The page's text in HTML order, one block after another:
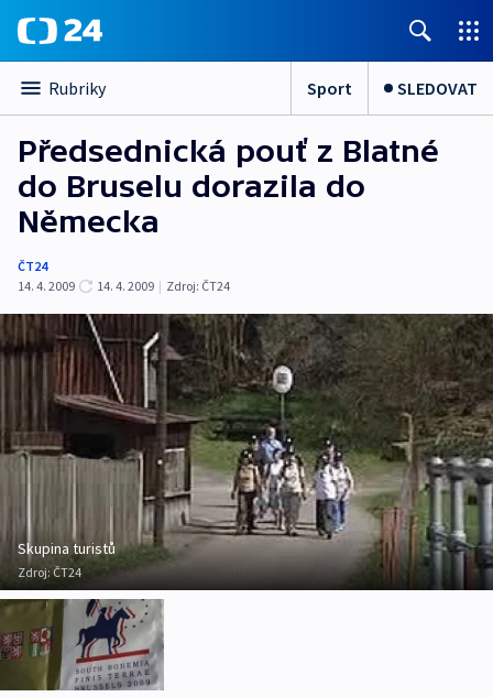
Rubriky Sport SLEDOVAT
Předsednická pouť z Blatné
do Bruselu dorazila do
Německa
ČT24
14. 4. 2009
14. 4. 2009 | Zdroj: ČT24
Skupina turistů
Zdroj:ČT24